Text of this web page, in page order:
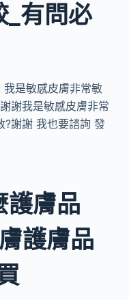
_有問必
是敏感皮膚非常敏
謝我是敏感皮膚非常
?謝謝 我也要諮詢 發
護膚品
護膚品